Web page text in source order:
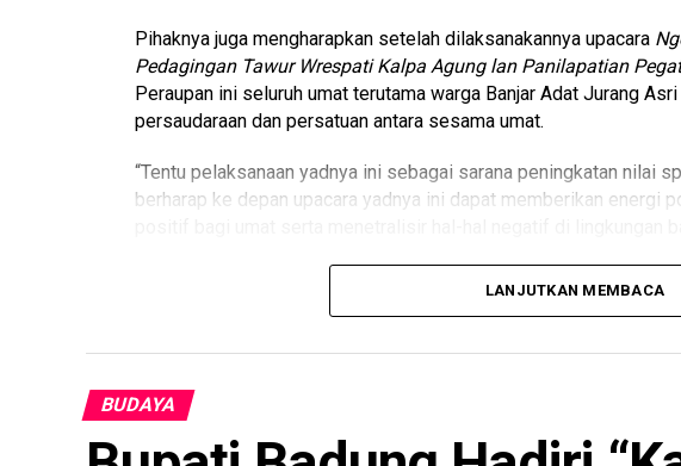
Pihaknya juga mengharapkan setelah dilaksanakannya upacara
Pedagingan Tawur Wrespati Kalpa Agung lan Panilapatian
Peraupan ini seluruh umat terutama warga Banjar Adat Jurang
persaudaraan dan persatuan antara sesama umat.
“Tentu pelaksanaan yadnya ini sebagai sarana peningkatan nilai
berharap ke depan upacara yadnya ini dapat memberikan energi
Pada hari ini kata Made Sueca, dilaksanakan upacara Puncak
Ayu, Padyus-dyusan.
Paramitha dari Griya Peraupan.
LANJUTKAN MEMBACA
BUDAYA